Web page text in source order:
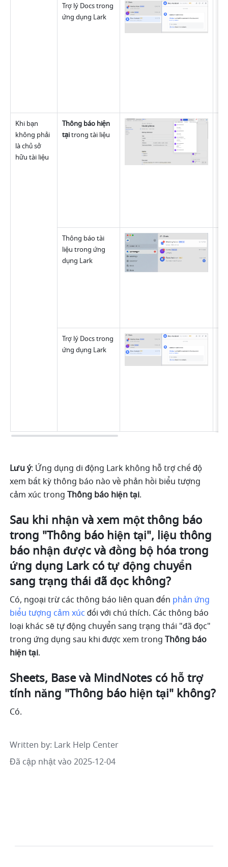
Trợ lý Docs trong
ứng dụng Lark
Khi bạn
không phải
là chủ sở
hữu tài liệu
Thông báo hiện
tại trong tài liệu
Thông báo tài
liệu trong ứng
dụng Lark
Trợ lý Docs trong
ứng dụng Lark
Lưu ý: Ứng dụng di động Lark không hỗ trợ chế độ
xem bất kỳ thông báo nào về phản hồi biểu tượng
cảm xúc trong Thông báo hiện tại.
Sau khi nhận và xem một thông báo
trong "Thông báo hiện tại", liệu thông
báo nhận được và đồng bộ hóa trong
ứng dụng Lark có tự động chuyển
sang trạng thái đã đọc không?
Có, ngoại trừ các thông báo liên quan đến phản ứng
biểu tượng cảm xúc đối với chú thích. Các thông báo
loại khác sẽ tự động chuyển sang trạng thái "đã đọc"
trong ứng dụng sau khi được xem trong Thông báo
hiện tại.
Sheets, Base và MindNotes có hỗ trợ
tính năng "Thông báo hiện tại" không?
Có.
Written by: Lark Help Center
Đã cập nhật vào 2025-12-04